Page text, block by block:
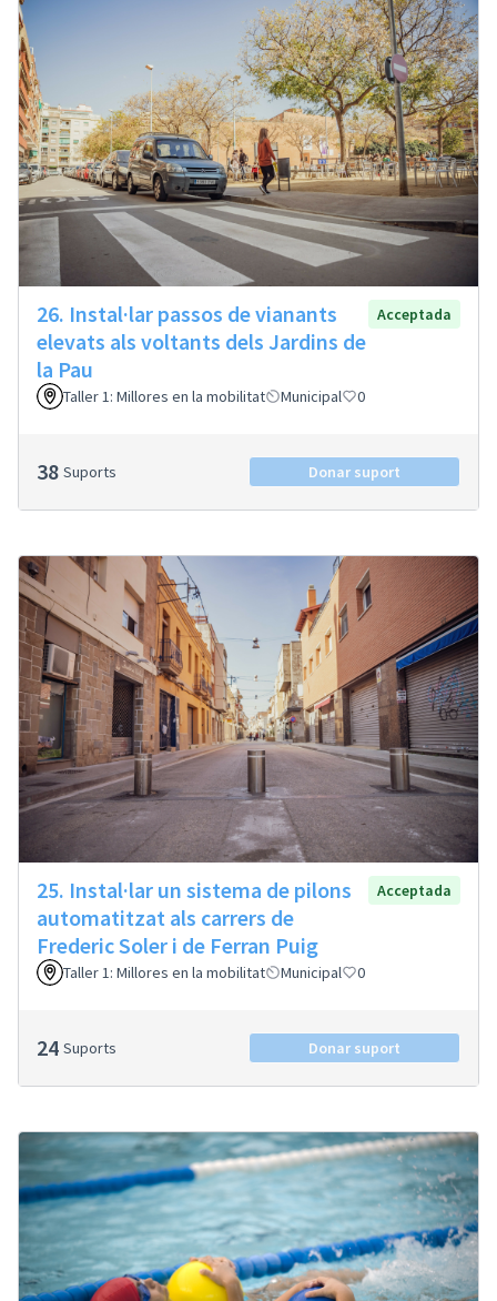
26. Instal·lar passos de vianants
elevats als voltants dels Jardins de
la Pau
Acceptada
Taller 1: Millores en la mobilitat Municipal 0
38 Suports Donar suport
25. Instal·lar un sistema de pilons
automatitzat als carrers de
Frederic Soler i de Ferran Puig
Acceptada
Taller 1: Millores en la mobilitat Municipal 0
24 Suports Donar suport